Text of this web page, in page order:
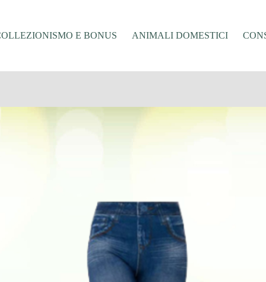
E BONUS ANIMALI DOMESTICI